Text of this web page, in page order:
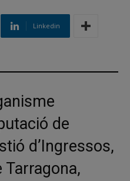
Linkedin
de
d’Ingressos,
Tarragona,